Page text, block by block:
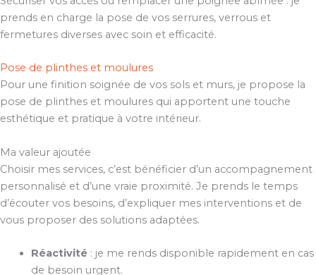
prends en charge la pose de vos serrures, verrous et
fermetures diverses avec soin et efficacité.
Pose de plinthes et moulures
Pour une finition soignée de vos sols et murs, je propose la
pose de plinthes et moulures qui apportent une touche
esthétique et pratique à votre intérieur.
Ma valeur ajoutée
Choisir mes services, c’est bénéficier d’un accompagnement
personnalisé et d’une vraie proximité. Je prends le temps
d’écouter vos besoins, d’expliquer mes interventions et de
vous proposer des solutions adaptées.
Réactivité: je me rends disponible rapidement en cas
de besoin urgent.